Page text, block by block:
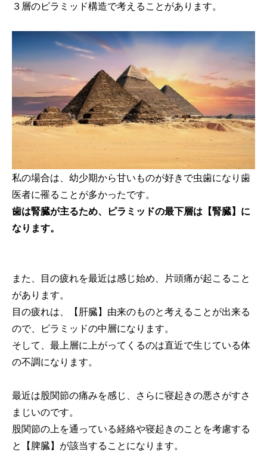
３層のピラミッド構造で考えることがあります。
私の場合は、幼少期から甘いものが好きで虫歯になり歯
医者に罹ることが多かったです。
歯は腎臓が主るため、ピラミッドの最下層は【腎臓】に
なります。
また、目の疲れを最近は感じ始め、片頭痛が起こること
があります。
目の疲れは、【肝臓】由来のものと考えることが出来る
ので、ピラミッドの中層になります。
そして、最上層に上がってくるのは直近で生じている体
の不調になります。
最近は股関節の痛みを感じ、さらに寝起きの悪さがすさ
まじいのです。
股関節の上を通っている経絡や寝起きのことを考慮する
と【脾臓】が該当することになります。